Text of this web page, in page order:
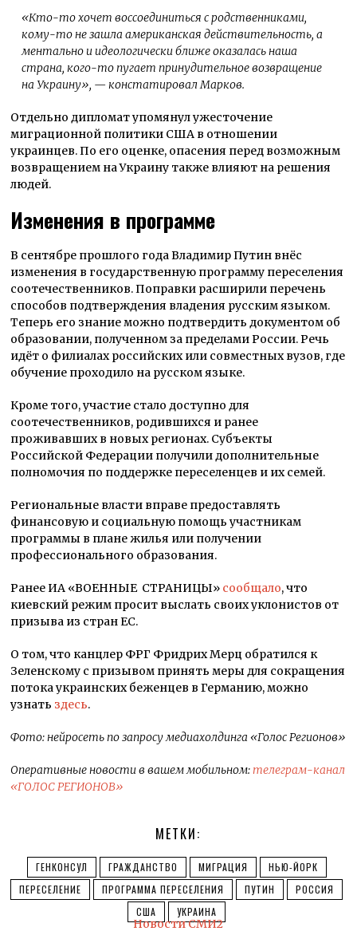
«Кто-то хочет воссоединиться с родственниками,
кому-то не зашла американская действительность, а
ментально и идеологически ближе оказалась наша
страна, кого-то пугает принудительное возвращение
на Украину», — констатировал Марков.
Отдельно дипломат упомянул ужесточение
миграционной политики США в отношении
украинцев. По его оценке, опасения перед возможным
возвращением на Украину также влияют на решения
людей.
Изменения в программе
В сентябре прошлого года Владимир Путин внёс
изменения в государственную программу переселения
соотечественников. Поправки расширили перечень
способов подтверждения владения русским языком.
Теперь его знание можно подтвердить документом об
образовании, полученном за пределами России. Речь
идёт о филиалах российских или совместных вузов, где
обучение проходило на русском языке.
Кроме того, участие стало доступно для
соотечественников, родившихся и ранее
проживавших в новых регионах. Субъекты
Российской Федерации получили дополнительные
полномочия по поддержке переселенцев и их семей.
Региональные власти вправе предоставлять
финансовую и социальную помощь участникам
программы в плане жилья или получении
профессионального образования.
Ранее ИА «ВОЕННЫЕ СТРАНИЦЫ» сообщало, что
киевский режим просит выслать своих уклонистов от
призыва из стран ЕС.
О том, что канцлер ФРГ Фридрих Мерц обратился к
Зеленскому с призывом принять меры для сокращения
потока украинских беженцев в Германию, можно
узнать здесь.
Фото:нейросеть по запросу медиахолдинга «Голос Регионов»
Оперативные новости в вашем мобильном:телеграм-канал
«ГОЛОС РЕГИОНОВ»
МЕТКИ:
ГЕНКОНСУЛ ГРАЖДАНСТВО МИГРАЦИЯ
НЬЮ-ЙОРК
ПЕРЕСЕЛЕНИЕ
ПРОГРАММА ПЕРЕСЕЛЕНИЯ ПУТИН
РОССИЯ
США
УКРАИНА
Новости СМИ2